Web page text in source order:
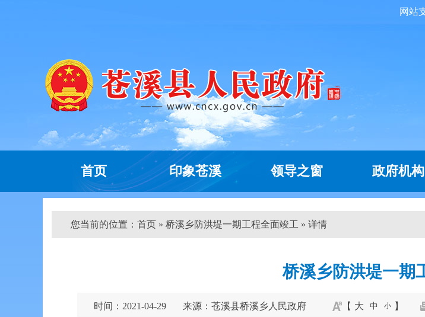
网站
首页 印象苍溪 领导之窗 政府机构
您当前的位置： 首页 » 桥溪乡防洪堤一期工程全面竣工 » 详情
桥溪乡防洪堤一期
时间：2021-04-29 来源：苍溪县桥溪乡人民政府 【 大 中 小 】